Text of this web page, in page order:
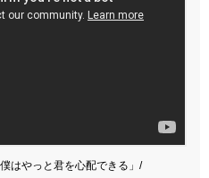
はやっと君を心配できる」/